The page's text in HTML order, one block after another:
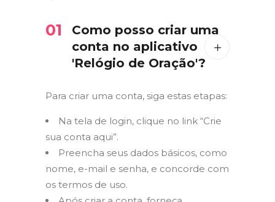
01
Como posso criar uma
conta no aplicativo
'Relógio de Oração'?
Para criar uma conta, siga estas etapas:
Na tela de login, clique no link “Crie
sua conta aqui”.
Preencha seus dados básicos, como
nome, e-mail e senha, e concorde com
os termos de uso.